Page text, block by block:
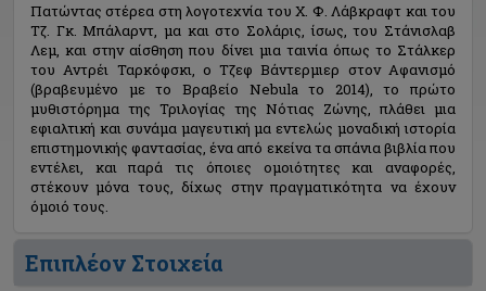
Πατώντας στέρεα στη λογοτεχνία του Χ. Φ. Λάβκραφτ και του
Τζ. Γκ. Μπάλαρντ, μα και στο Σολάρις, ίσως, του Στάνισλαβ
Λεμ, και στην αίσθηση που δίνει μια ταινία όπως το Στάλκερ
του Αντρέι Ταρκόφσκι, ο Τζεφ Βάντερμιερ στον Αφανισμό
(βραβευμένο με το Βραβείο Nebula το 2014), το πρώτο
μυθιστόρημα της Τριλογίας της Νότιας Ζώνης, πλάθει μια
εφιαλτική και συνάμα μαγευτική μα εντελώς μοναδική ιστορία
επιστημονικής φαντασίας, ένα από εκείνα τα σπάνια βιβλία που
εντέλει, και παρά τις όποιες ομοιότητες και αναφορές,
στέκουν μόνα τους, δίχως στην πραγματικότητα να έχουν
όμοιό τους.
Επιπλέον Στοιχεία